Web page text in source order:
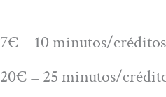
7€ = 10 minutos/
20€ = 25 minutos/